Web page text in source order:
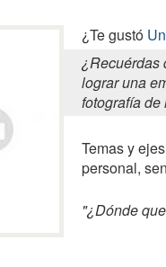
¿Te gustó
¿Recuérdas
lograr una
fotografía de
Temas y
personal,
"¿Dónde